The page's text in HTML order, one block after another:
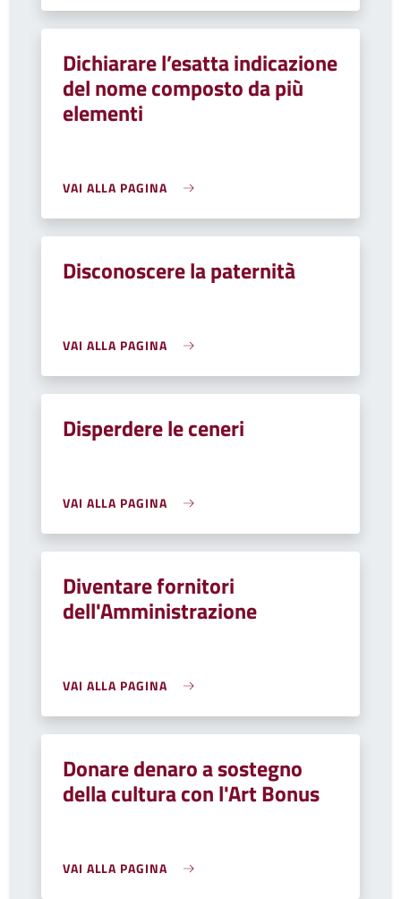
Dichiarare l’esatta indicazione
del nome composto da più
elementi
VAI ALLA PAGINA
Disconoscere la paternità
VAI ALLA PAGINA
Disperdere le ceneri
VAI ALLA PAGINA
Diventare fornitori
dell'Amministrazione
VAI ALLA PAGINA
Donare denaro a sostegno
della cultura con l'Art Bonus
VAI ALLA PAGINA